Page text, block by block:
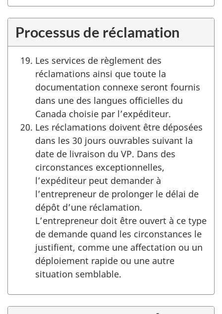
Processus de réclamation
Les services de règlement des
réclamations ainsi que toute la
documentation connexe seront fournis
dans une des langues officielles du
Canada choisie par l’expéditeur.
Les réclamations doivent être déposées
dans les 30 jours ouvrables suivant la
date de livraison du VP. Dans des
circonstances exceptionnelles,
l’expéditeur peut demander à
l’entrepreneur de prolonger le délai de
dépôt d’une réclamation.
L’entrepreneur doit être ouvert à ce type
de demande quand les circonstances le
justifient, comme une affectation ou un
déploiement rapide ou une autre
situation semblable.